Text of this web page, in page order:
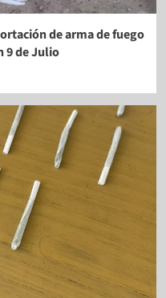
de arma de fuego
9 de Julio